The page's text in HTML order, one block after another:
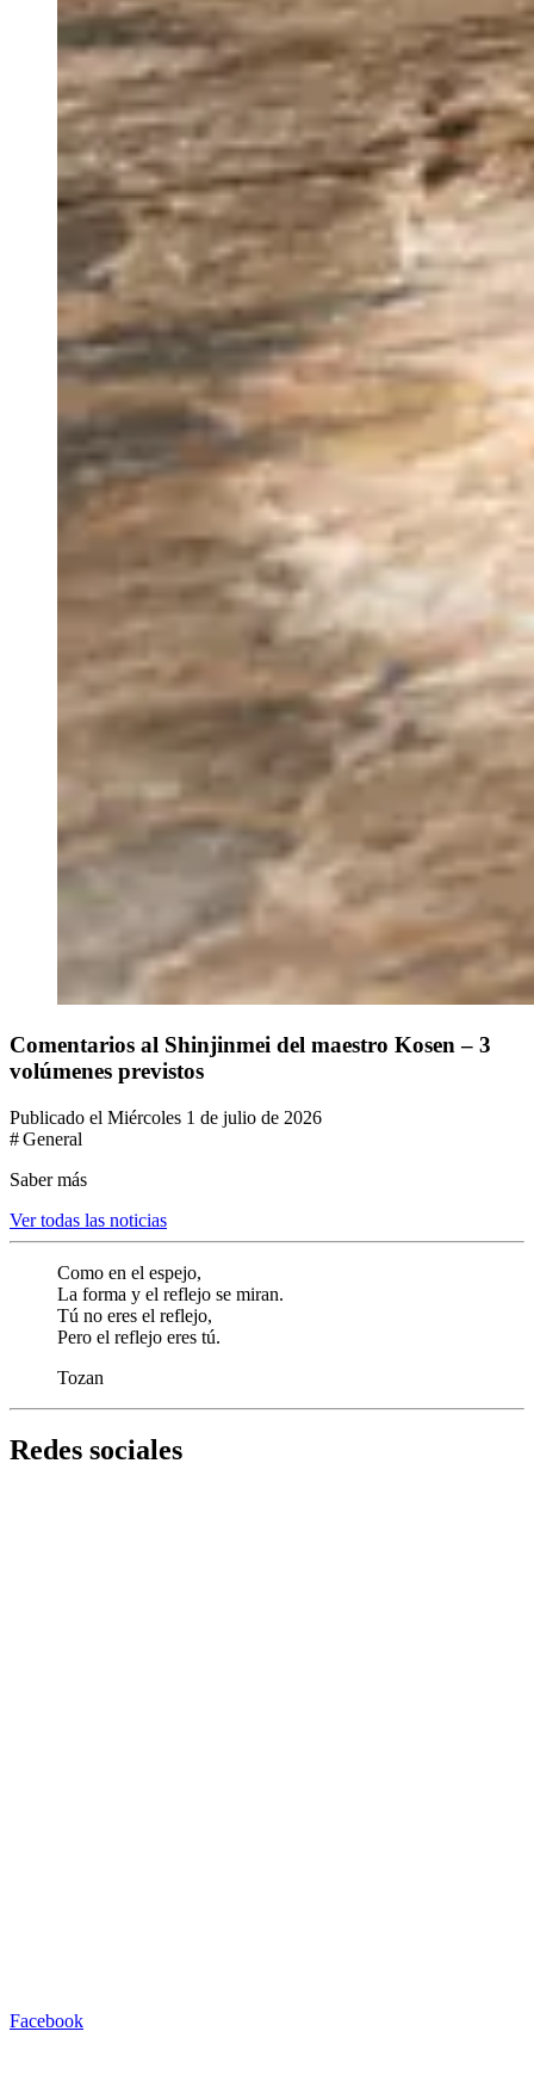
Comentarios al Shinjinmei del maestro Kosen – 3
volúmenes previstos
Publicado el Miércoles 1 de julio de 2026
# General
Saber más
Ver todas las noticias
Como en el espejo,
La forma y el reflejo se miran.
Tú no eres el reflejo,
Pero el reflejo eres tú.
Tozan
Redes sociales
Facebook